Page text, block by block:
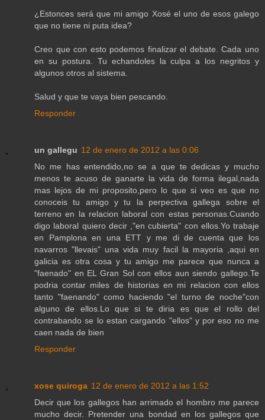
¿Estonces será que mi amigo Xosé el uno de esos galego
que no tiene ni puta idea?
Creo que con esto podemos finalizar el debate. Cada uno
en su postura. Tu echandoles la culpa a los negritos y
algunos otros al sistema.
Salud y que te vaya bien pescando.
Responder
un gallegu 12 de enero de 2012 a las 0:06
No me has entendido,no se a que te dedicas y mucho
menos te acuso de ganarte la vida de forma ilegal,nada
mas lejos de mi proposito,pero lo que si veo es que no
conoceis tu amigo y tu la perpectiva gallega sobre el
terreno en la relacion laboral con estas personas.Cuando
digo laboral quiero decir ,"en cubierta" con ellos.Yo trabaje
en Pamplona en una ETT y me di de cuenta que los
navarros "llevais" una vida muy facil la mayoria ,aqui en
galicia es otra cosa y tu amigo me parece que nunca a
"faenado" en EL Gran Sol con ellos aun siendo gallego.Te
podria contar miles de historias en mi relacion con ellos
tanto "faenando" como haciendo "el turno de noche"con
alguno de ellos.Lo que si te diria es que el rollo del
contrabando se lo estan cargando "ellos" y por eso no me
caen nada de bien
Responder
xose quiroga 12 de enero de 2012 a las 1:52
Decir que los gallegos han arrimado el hombro me parece
mucho decir. Pretender una bondad en los gallegos que